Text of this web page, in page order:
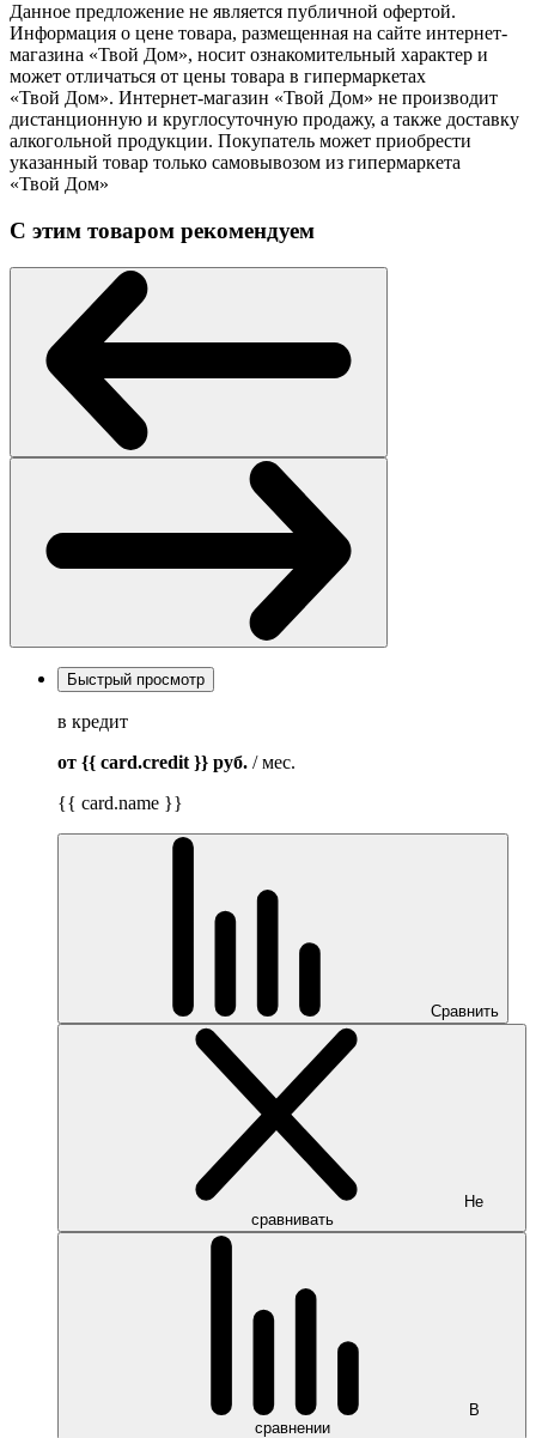
Данное предложение не является публичной офертой.
Информация о цене товара, размещенная на сайте интернет-
магазина «Твой Дом», носит ознакомительный характер и
может отличаться от цены товара в гипермаркетах
«Твой Дом». Интернет-магазин «Твой Дом» не производит
дистанционную и круглосуточную продажу, а также доставку
алкогольной продукции. Покупатель может приобрести
указанный товар только самовывозом из гипермаркета
«Твой Дом»
С этим товаром рекомендуем
Быстрый просмотр
в кредит
от {{ card.credit }} руб. / мес.
{{ card.name }}
Сравнить
Не
сравнивать
В
сравнении